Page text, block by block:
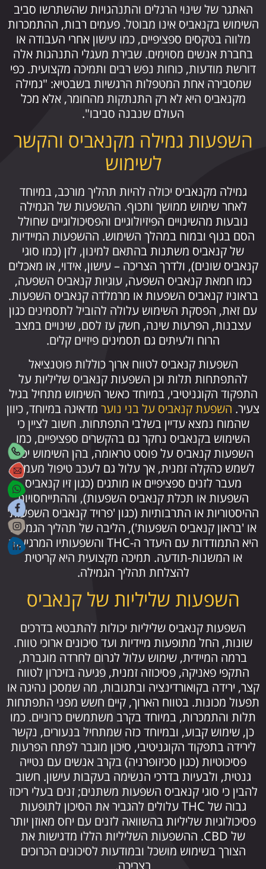
האתגר של שינוי הרגלים והתנהגויות שהשתרשו סביב
השימוש בקנאביס אינו מבוטל. פעמים רבות, ההתמכרות
מלווה בטקסים ספציפיים, כמו עישון אחרי העבודה או
בחברת אנשים מסוימים. שבירת מעגלי התנהגות אלה
דורשת מודעות, כוחות נפש רבים ותמיכה מקצועית. כפי
שמסבירה אחת המטפלות הרגשיות בשבטיא: "גמילה
מקנאביס היא לא רק התנתקות מהחומר, אלא מכל
העולם שנבנה סביבו".
השפעות גמילה מקנאביס והקשר
לשימוש
גמילה מקנאביס יכולה להיות תהליך מורכב, במיוחד
לאחר שימוש ממושך ותכוף. ההשפעות של הגמילה
נובעות מהשינויים הפיזיולוגיים והפסיכולוגיים שחולל
הסם בגוף ובמוח במהלך השימוש. ההשפעות המיידיות
של קנאביס משתנות בהתאם למינון, לזן (כמו סוגי
קנאביס שונים), ולדרך הצריכה – עישון, אידוי, או מאכלים
כמו חמאת קנאביס השפעה, עוגיות קנאביס השפעה,
בראוניז קנאביס השפעות או מרמלדה קנאביס השפעות.
עם זאת, הפסקת השימוש עלולה להוביל לתסמינים כגון
עצבנות, הפרעות שינה, חשק עז לסם, שינויים במצב
הרוח ולעיתים גם תסמינים פיזיים קלים.
השפעות קנאביס לטווח ארוך כוללות פוטנציאל
להתפתחות תלות וכן השפעות קנאביס שליליות על
התפקוד הקוגניטיבי, במיוחד כאשר השימוש מתחיל בגיל
צעיר. השפעת קנאביס על בני נוער מדאיגה במיוחד, כיוון
שהמוח נמצא עדיין בשלבי התפתחות. חשוב לציין כי
השימוש בקנאביס נחקר גם בהקשרים ספציפיים, כמו
השפעות קנאביס על פוסט טראומה, בהן השימוש יכול
לשמש כהקלה זמנית, אך עלול גם לעכב טיפול מעמיק.
מעבר לזנים ספציפיים או מותגים (כגון זיו קנאביס
השפעות או תכלת קנאביס השפעות), וההתייחסויות
ההיסטוריות או התרבותיות (כגון 'פרויד קנאביס השפעות'
או 'בראון קנאביס השפעות'), הליבה של תהליך הגמילה
היא התמודדות עם היעדר ה-THC והשפעותיו המרגיעות
או המשנות-תודעה. תמיכה מקצועית היא קריטית
להצלחת תהליך הגמילה.
השפעות שליליות של קנאביס
השפעות קנאביס שליליות יכולות להתבטא בדרכים
שונות, החל מתופעות מיידיות ועד סיכונים ארוכי טווח.
ברמה המיידית, שימוש עלול לגרום לחרדה מוגברת,
התקפי פאניקה, פסיכוזה זמנית, פגיעה בזיכרון לטווח
קצר, ירידה בקואורדינציה ובתגובות, מה שמסכן נהיגה או
תפעול מכונות. בטווח הארוך, קיים חשש מפני התפתחות
תלות והתמכרות, במיוחד בקרב משתמשים כרוניים. כמו
כן, שימוש קבוע, ובמיוחד כזה שמתחיל בנעורים, נקשר
לירידה בתפקוד הקוגניטיבי, סיכון מוגבר לפתח הפרעות
פסיכוטיות (כגון סכיזופרניה) בקרב אנשים עם נטייה
גנטית, ולבעיות בדרכי הנשימה בעקבות עישון. חשוב
להבין כי סוגי קנאביס השפעות משתנים; זנים בעלי ריכוז
גבוה של THC עלולים להגביר את הסיכון לתופעות
פסיכולוגיות שליליות בהשוואה לזנים עם יחס מאוזן יותר
של CBD. ההשפעות השליליות הללו מדגישות את
הצורך בשימוש מושכל ובמודעות לסיכונים הכרוכים